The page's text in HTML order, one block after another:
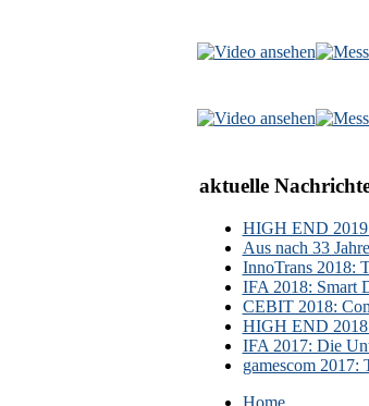
aktuelle
HIGH END
Aus nach 33
InnoTrans 2018:
IFA 2018: Smart
CEBIT 2018:
HIGH END
IFA 2017: Die
gamescom
Home